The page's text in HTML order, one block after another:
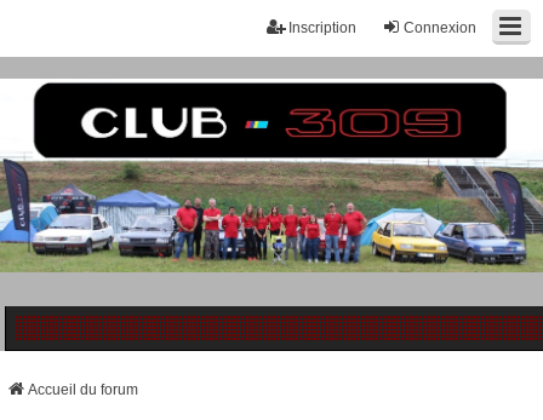
Connexion
Inscription
Accueil du forum